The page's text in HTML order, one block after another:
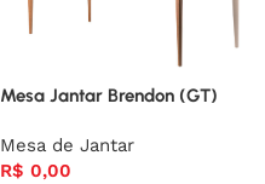
Mesa Jantar Brendon (GT)
Mesa de Jantar
R$ 0,00